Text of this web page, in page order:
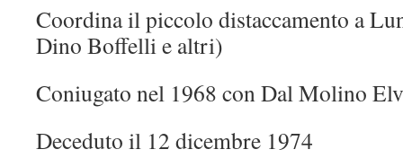
Coordina il piccolo distaccamento a
Dino Boffelli e altri)
Coniugato nel 1968 con Dal Molino
Deceduto il 12 dicembre 1974